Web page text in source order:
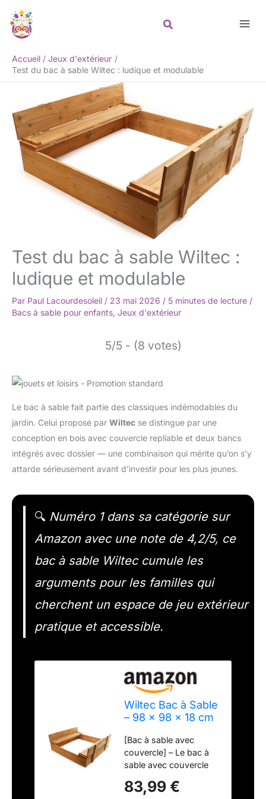
contenu
Accueil
Jeux d'extérieur
Test du bac à sable Wiltec : ludique et modulable
Test du bac à sable Wiltec :
ludique et modulable
Par Paul Lacourdesoleil / 23 mai 2026 / 5 minutes de lecture /
Bacs à sable pour enfants, Jeux d'extérieur
5/5 - (8 votes)
Le bac à sable fait partie des classiques indémodables du
jardin. Celui proposé par Wiltec se distingue par une
conception en bois avec couvercle repliable et deux bancs
intégrés avec dossier — une combinaison qui mérite qu’on s’y
attarde sérieusement avant d’investir pour les plus jeunes.
🔍 Numéro 1 dans sa catégorie sur
Amazon avec une note de 4,2/5, ce
bac à sable Wiltec cumule les
arguments pour les familles qui
cherchent un espace de jeu extérieur
pratique et accessible.
Wiltec Bac à Sable
– 98 x 98 x 18 cm
Couvercle
Repliable, 2 Bancs
intégrés avec
Dossier – Jeux
extérieur Enfants
[Bac à sable avec
couvercle] – Le bac à
sable avec couvercle
pour offrir un espace
83,99 €
Rechercher